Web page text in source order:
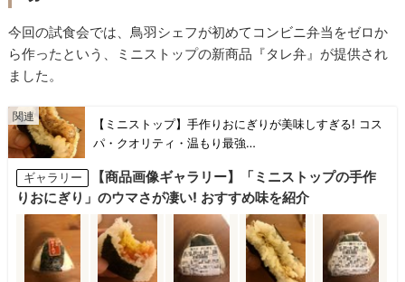
今回の試食会では、鳥羽シェフが初めてコンビニ弁当をゼロか
ら作ったという、ミニストップの新商品『タレ弁』が提供され
ました。
【ミニストップ】手作りおにぎりが美味しすぎる! コス
パ・クオリティ・温もり最強…
ギャラリー
【商品画像ギャラリー】「ミニストップの手作
りおにぎり」のウマさが凄い! おすすめ味を紹介